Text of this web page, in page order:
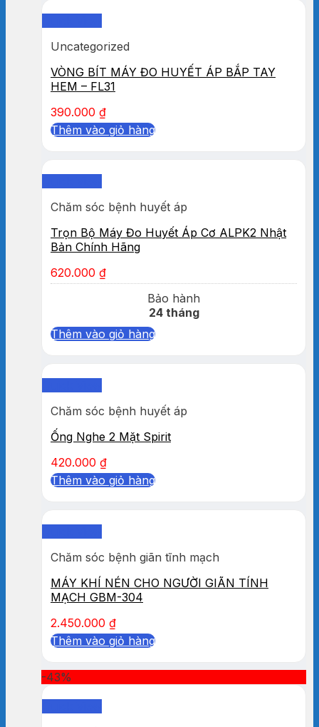
Uncategorized
VÒNG BÍT MÁY ĐO HUYẾT ÁP BẮP TAY
HEM – FL31
390.000 ₫
Thêm vào giỏ hàng
Chăm sóc bệnh huyết áp
Trọn Bộ Máy Đo Huyết Áp Cơ ALPK2 Nhật
Bản Chính Hãng
620.000 ₫
Bảo hành
24 tháng
Thêm vào giỏ hàng
Chăm sóc bệnh huyết áp
Ống Nghe 2 Mặt Spirit
420.000 ₫
Thêm vào giỏ hàng
Chăm sóc bệnh giãn tĩnh mạch
MÁY KHÍ NÉN CHO NGƯỜI GIÃN TÍNH
MẠCH GBM-304
2.450.000 ₫
Thêm vào giỏ hàng
-43%